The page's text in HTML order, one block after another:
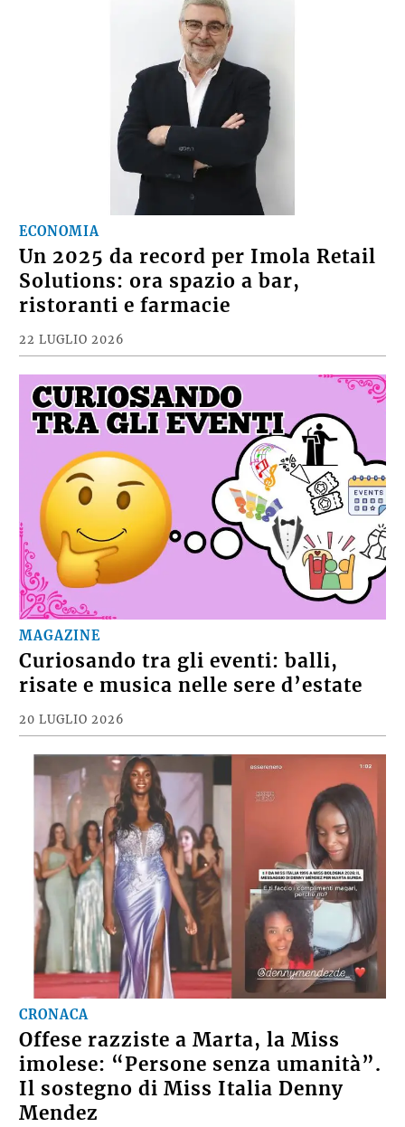
ECONOMIA
Un 2025 da record per Imola Retail
Solutions: ora spazio a bar,
ristoranti e farmacie
22 LUGLIO 2026
MAGAZINE
Curiosando tra gli eventi: balli,
risate e musica nelle sere d’estate
20 LUGLIO 2026
CRONACA
Offese razziste a Marta, la Miss
imolese: “Persone senza umanità”.
Il sostegno di Miss Italia Denny
Mendez